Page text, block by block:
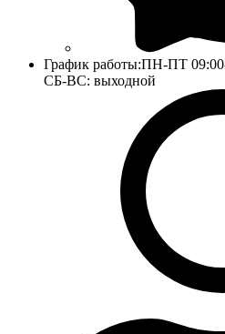
График работы:ПН-ПТ
СБ-ВС: выходной